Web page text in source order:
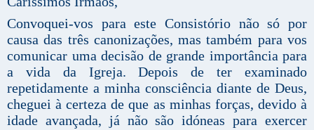
Convoquei-vos para este Consistório não só por
causa das três canonizações, mas também para vos
comunicar uma decisão de grande importância para
a vida da Igreja. Depois de ter examinado
repetidamente a minha consciência diante de Deus,
cheguei à certeza de que as minhas forças, devido à
idade avançada, já não são idóneas para exercer